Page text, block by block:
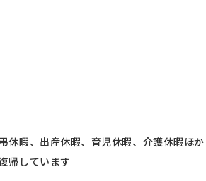
暇、出産休暇、育児休暇、介護休暇ほか
帰しています